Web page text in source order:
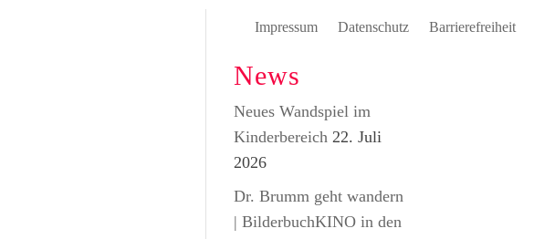
Impressum Datenschutz Barrierefreiheit
News
Neues Wandspiel im
Kinderbereich 22. Juli
2026
Dr. Brumm geht wandern
| BilderbuchKINO in den